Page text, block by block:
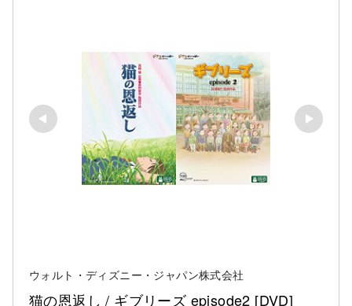
ウォルト・ディズニー・ジャパン株式会社
猫の恩返し / ギブリーズ episode2 [DVD]